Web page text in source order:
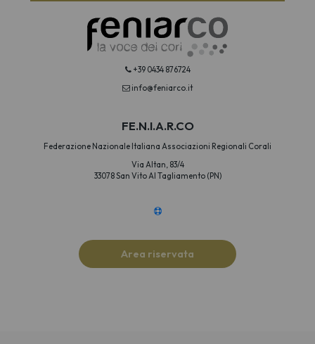
+39 0434 876724
info@feniarco.it
FE.N.I.A.R.CO
Federazione Nazionale Italiana Associazioni Regionali Corali
Via Altan, 83/4
33078 San Vito Al Tagliamento (PN)
Area riservata